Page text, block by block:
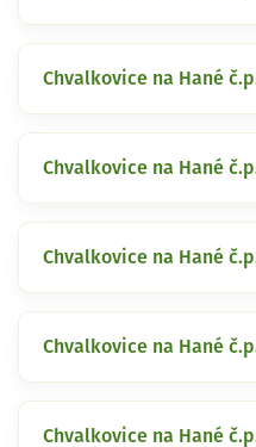
Chvalkovice na Hané
Chvalkovice na Hané
Chvalkovice na Hané
Chvalkovice na Hané
Chvalkovice na Hané